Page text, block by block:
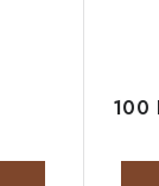
100